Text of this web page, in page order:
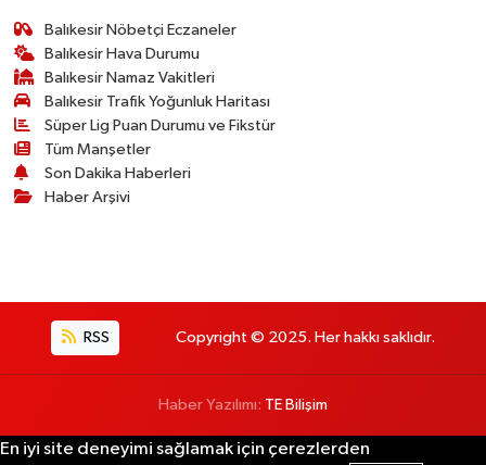
Balıkesir Nöbetçi Eczaneler
Balıkesir Hava Durumu
Balıkesir Namaz Vakitleri
Balıkesir Trafik Yoğunluk Haritası
Süper Lig Puan Durumu ve Fikstür
Tüm Manşetler
Son Dakika Haberleri
Haber Arşivi
RSS Copyright © 2025. Her hakkı saklıdır.
Haber Yazılımı: TE Bilişim
En iyi site deneyimi sağlamak için çerezlerden